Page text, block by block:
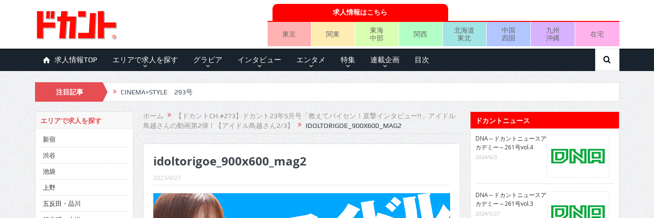
求人情報はこちら
東京 関東
東海
中部
関西
北海道
東北
中国
四国
九州
沖縄
在宅
求人情報TOP エリアで求人を探す グラビア インタビュー エンタメ 特集 連載企画 目次
注目記事 CINEMA×STYLE 293号
CINEMA×STYLE 292号
CINEMA×STYLE 291号
CINEMA×STYLE 290号
CINEMA×STYLE 289号
CINEMA×STYLE 288号
CINEMA×STYLE 287号
ホーム
【ドカントCH.#273】ドカント23年5月号「教えてパイセン！直撃インタビュー!!」アイドル
鳥越さんの動画第2弾！【アイドル鳥越さん2/3】
IDOLTORIGOE_900X600_MAG2
idoltorigoe_900x600_mag2
2023/4/27
エリアで求人を探す
新宿
渋谷
池袋
上野
五反田・品川
ドカントニュース
DNA～ドカントニュースア
カデミー～261号vol.4
2024/6/3
DNA～ドカントニュースア
カデミー～261号vol.3
2024/5/27